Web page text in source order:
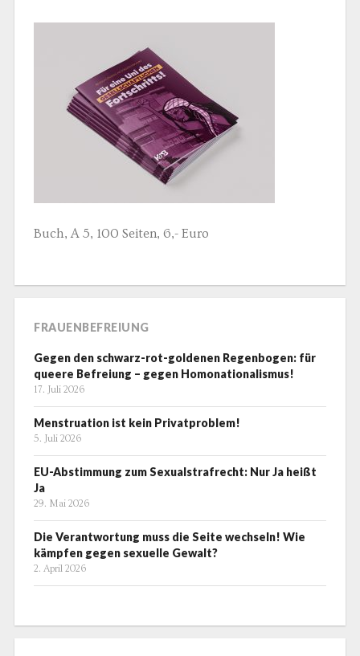
Buch, A 5, 100 Seiten, 6,- Euro
FRAUENBEFREIUNG
Gegen den schwarz-rot-goldenen Regenbogen: für
queere Befreiung – gegen Homonationalismus!
17. Juli 2026
Menstruation ist kein Privatproblem!
5. Juli 2026
EU-Abstimmung zum Sexualstrafrecht: Nur Ja heißt
Ja
29. Mai 2026
Die Verantwortung muss die Seite wechseln! Wie
kämpfen gegen sexuelle Gewalt?
2. April 2026